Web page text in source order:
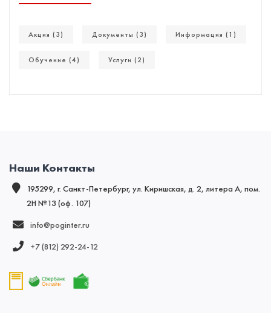
Акция (3) Документы (3) Информация (1)
Обучение (4) Услуги (2)
Наши Контакты
195299, г. Санкт-Петербург, ул. Киришская, д. 2, литера А, пом.
2Н №13 (оф. 107)
info@poginter.ru
+7 (812) 292‑24‑12